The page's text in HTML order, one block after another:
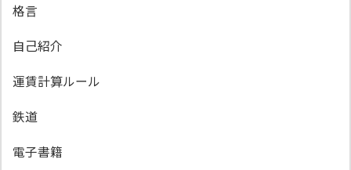
格言
自己紹介
運賃計算ルール
鉄道
電子書籍